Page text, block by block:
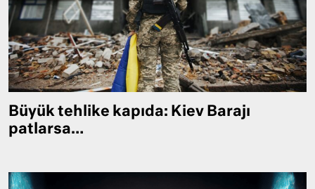
Büyük tehlike kapıda: Kiev Barajı
patlarsa…